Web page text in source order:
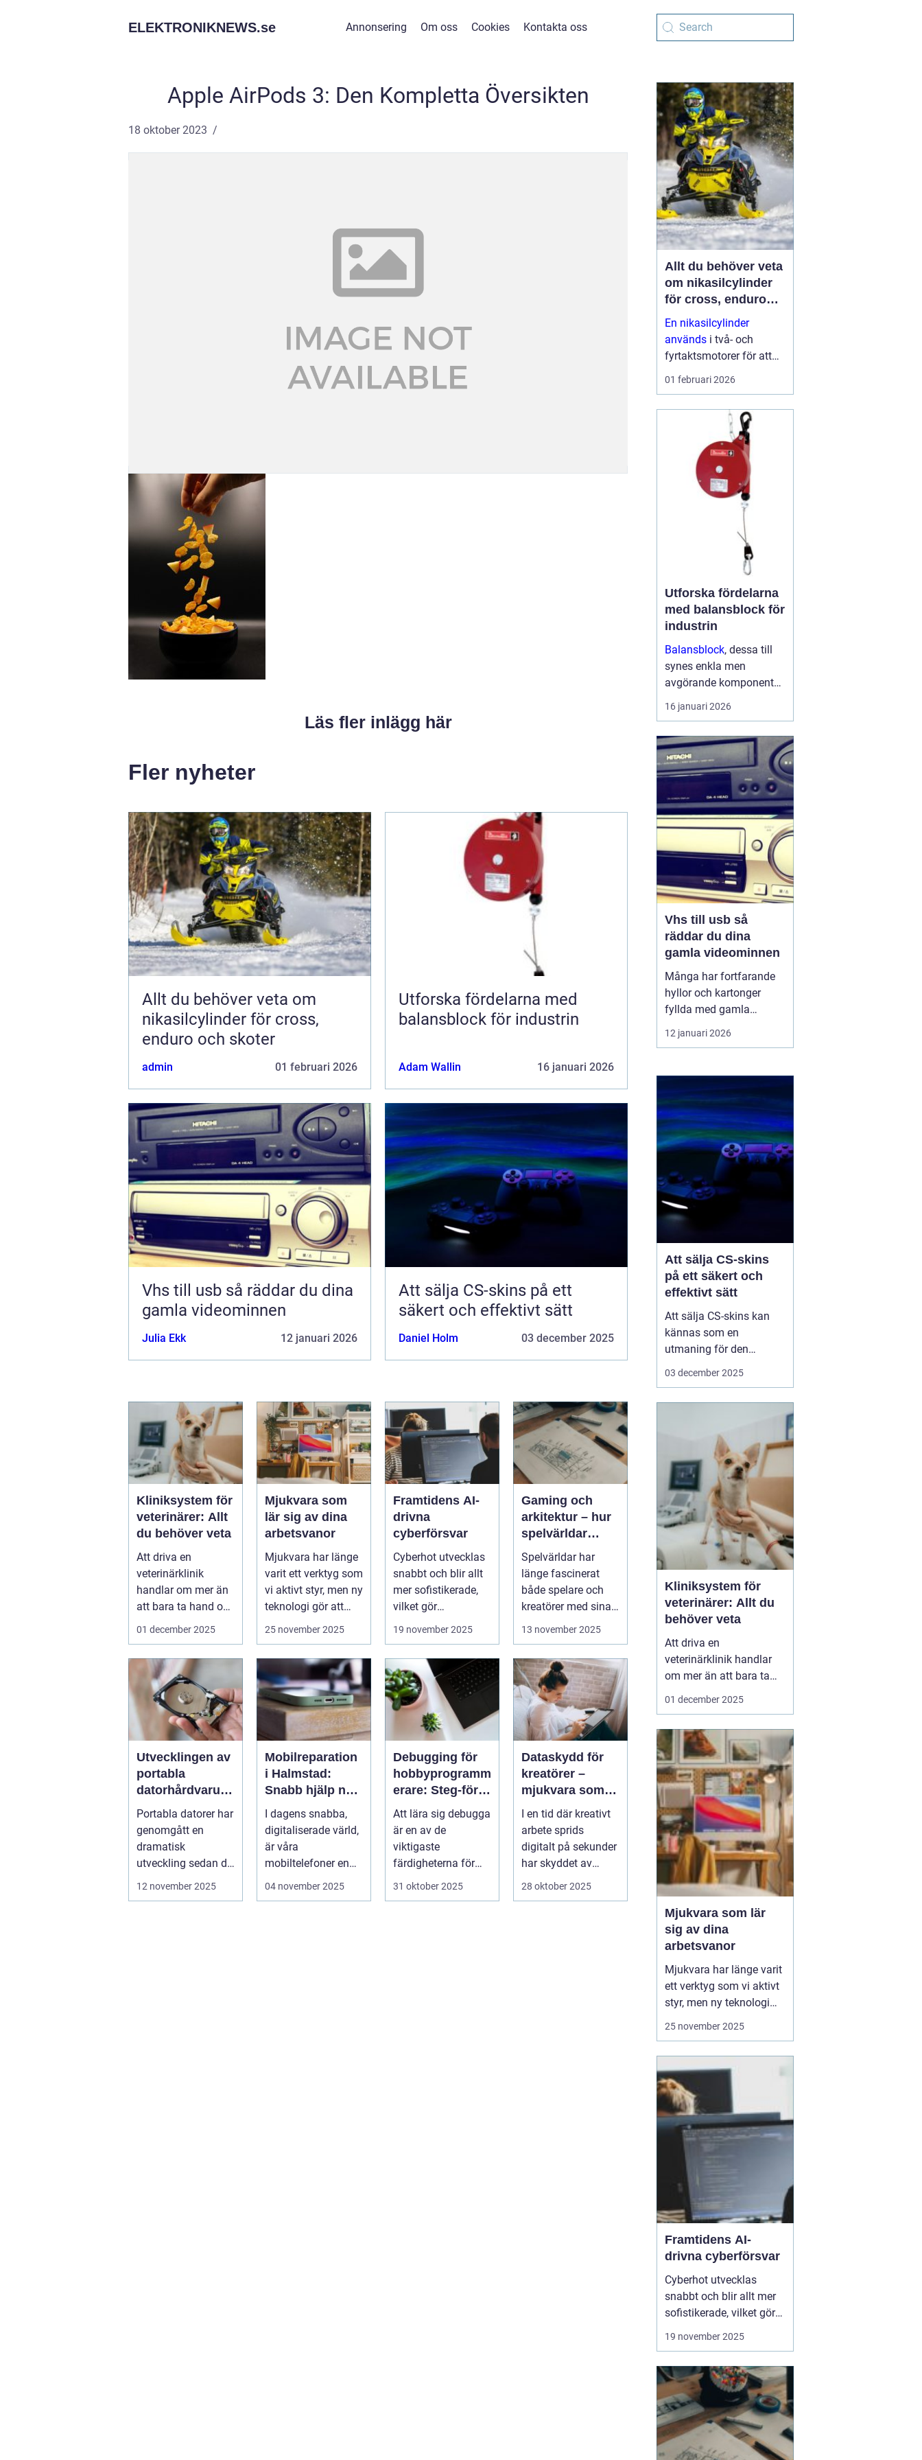
ELEKTRONIKNEWS.se Annonsering Om oss Cookies Kontakta oss
Apple AirPods 3: Den Kompletta Översikten
18 oktober 2023
Läs fler inlägg här
Fler nyheter
Allt du behöver veta om
nikasilcylinder för cross,
enduro och skoter
admin 01 februari 2026
Utforska fördelarna med
balansblock för industrin
Adam Wallin 16 januari 2026
Vhs till usb så räddar du dina
gamla videominnen
Julia Ekk 12 januari 2026
Att sälja CS-skins på ett
säkert och effektivt sätt
Daniel Holm 03 december 2025
Kliniksystem för
veterinärer: Allt
du behöver veta
Att driva en
veterinärklinik
handlar om mer än
att bara ta hand om
djuren.
01 december 2025
Mjukvara som
lär sig av dina
arbetsvanor
Mjukvara har länge
varit ett verktyg som
vi aktivt styr, men ny
teknologi gör att
program ...
25 november 2025
Framtidens AI-
drivna
cyberförsvar
Cyberhot utvecklas
snabbt och blir allt
mer sofistikerade,
vilket gör
traditionella
19 november 2025
Gaming och
arkitektur – hur
spelvärldar
inspirerar
verklig
stadsplanering
Spelvärldar har
länge fascinerat
både spelare och
kreatörer med sina
detaljerad...
13 november 2025
Utvecklingen av
portabla
datorhårdvarulö
sningar
Portabla datorer har
genomgått en
dramatisk
utveckling sedan de
första bärbara
12 november 2025
Mobilreparation
i Halmstad:
Snabb hjälp när
telefonen gått
sönder
I dagens snabba,
digitaliserade värld,
är våra
mobiltelefoner en
central del av v&ar...
04 november 2025
Debugging för
hobbyprogramm
erare: Steg-för-
steg-metoder
Att lära sig debugga
är en av de
viktigaste
färdigheterna för
31 oktober 2025
Dataskydd för
kreatörer –
mjukvara som
skyddar
intellektuellt
kapital
I en tid där kreativt
arbete sprids
digitalt på sekunder
har skyddet av
intellektuellt ka...
28 oktober 2025
Allt du behöver veta
om nikasilcylinder
för cross, enduro
och skoter
En nikasilcylinder
används i två- och
fyrtaktsmotorer för att
ge längre livslängd,
cylindern beläggs med
nickelkiselkarbid-
beläggning som tål höga
varvtal,...
01 februari 2026
Utforska fördelarna
med balansblock för
industrin
Balansblock, dessa till
synes enkla men
avgörande komponenter,
har länge spelat en viktig
roll inom industrin. Det
jämvikt mellan
arbetsverktyg...
16 januari 2026
Vhs till usb så
räddar du dina
gamla videominnen
Många har fortfarande
hyllor och kartonger
fyllda med gamla
videoband. Bröllop,
skolavslutningar,
vardagsklipp från 80-
och 90-talet ligger kvar
på kassetter som knappt
går att spela upp längre.
Samtidigt försvinner
fungerande videos...
12 januari 2026
Att sälja CS-skins
på ett säkert och
effektivt sätt
Att sälja CS-skins kan
kännas som en
utmaning för den
oinvigde, men med rätt
skins, eller Counter-
Strike: Global Offensive
(CS:GO) skins, &...
03 december 2025
Kliniksystem för
veterinärer: Allt du
behöver veta
Att driva en
veterinärklinik handlar
om mer än att bara ta
hand om djuren.
överväldigande, och
kliniksystem för en
veterinär blir verktyget
som underlättar denna
börda. G...
01 december 2025
Mjukvara som lär
sig av dina
arbetsvanor
Mjukvara har länge varit
ett verktyg som vi aktivt
styr, men ny teknologi
gör att program idag kan
program kan analysera
hur du arbetar, vilka
appar du använder mest
och vilka uppgift...
25 november 2025
Framtidens AI-
drivna cyberförsvar
Cyberhot utvecklas
snabbt och blir allt mer
sofistikerade, vilket gör
traditionella
cybersäkerhet kräver
proaktiva och
intelligenta system som
kan identifiera, analysera
och n...
19 november 2025